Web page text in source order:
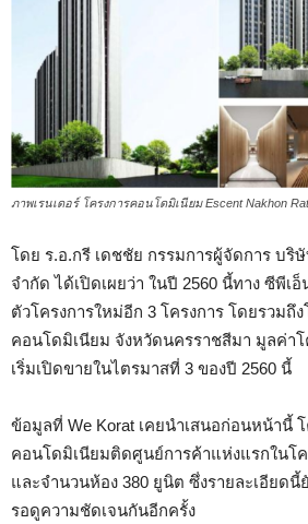
ภาพเรนเดอร์ โครงการคอนโดมิเนียม Escent Nakhon
โดย ร.อ.กรี เดชชัย กรรมการผู้จัดการ บริ
จำกัด ได้เปิดเผยว่า ในปี 2560 นี้ทาง ซีพีเ
ตัวโครงการใหม่อีก 3 โครงการ โดยรวมถึง
คอนโดมิเนียม จังหวัดนครราชสีมา มูลค่าโ
เริ่มเปิดขายในไตรมาสที่ 3 ของปี 2560 นี้
ข้อมูลที่ We Korat เคยนำเสนอก่อนหน้านี้
คอนโดมิเนียมติดศูนย์การค้าแห่งแรกในโ
และจำนวนห้อง 380 ยูนิต ซึ่งรายละเอียดนี้
รอดูความชัดเจนกันอีกครั้ง